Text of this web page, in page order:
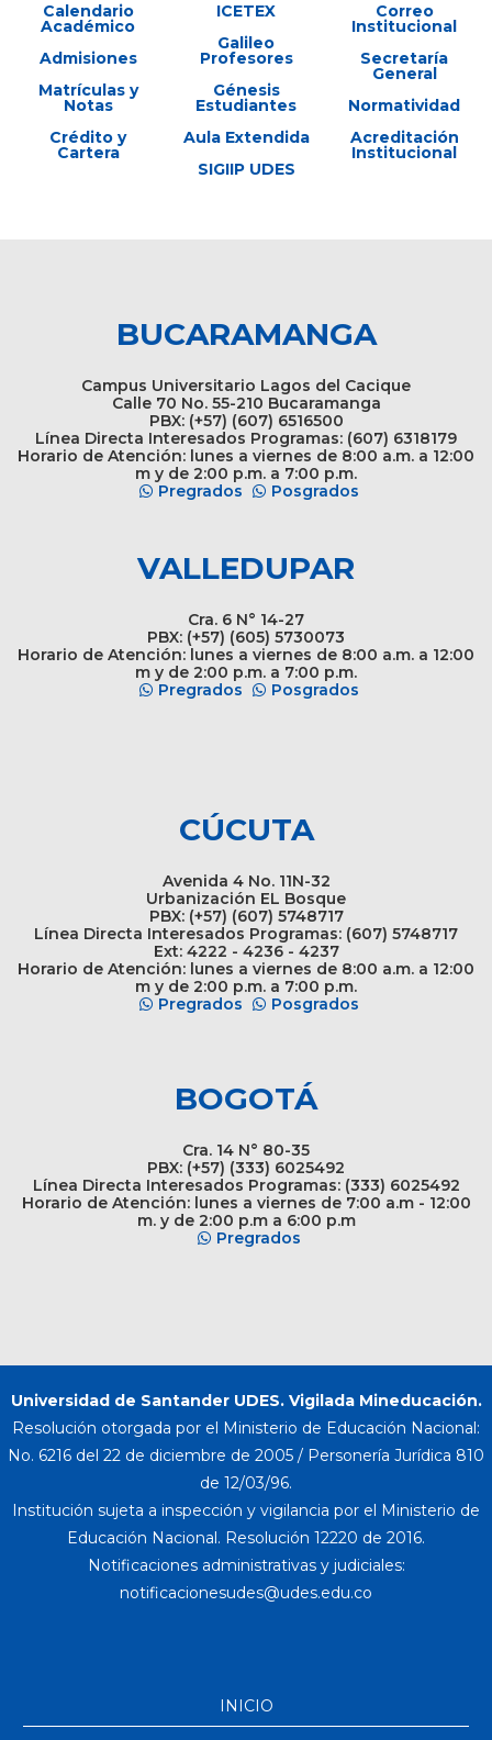
Calendario
Académico
Admisiones
Matrículas y
Notas
Crédito y
Cartera
ICETEX
Galileo
Profesores
Génesis
Estudiantes
Aula Extendida
SIGIIP UDES
Correo
Institucional
Secretaría
General
Normatividad
Acreditación
Institucional
BUCARAMANGA
Campus Universitario Lagos del Cacique
Calle 70 No. 55-210 Bucaramanga
PBX: (+57) (607) 6516500
Línea Directa Interesados Programas: (607) 6318179
Horario de Atención: lunes a viernes de 8:00 a.m. a 12:00
m y de 2:00 p.m. a 7:00 p.m.
Pregrados
Posgrados
VALLEDUPAR
Cra. 6 N° 14-27
PBX: (+57) (605) 5730073
Horario de Atención: lunes a viernes de 8:00 a.m. a 12:00
m y de 2:00 p.m. a 7:00 p.m.
Pregrados
Posgrados
CÚCUTA
Avenida 4 No. 11N-32
Urbanización EL Bosque
PBX: (+57) (607) 5748717
Línea Directa Interesados Programas: (607) 5748717
Ext: 4222 - 4236 - 4237
Horario de Atención: lunes a viernes de 8:00 a.m. a 12:00
m y de 2:00 p.m. a 7:00 p.m.
Pregrados
Posgrados
BOGOTÁ
Cra. 14 N° 80-35
PBX: (+57) (333) 6025492
Línea Directa Interesados Programas: (333) 6025492
Horario de Atención: lunes a viernes de 7:00 a.m - 12:00
m. y de 2:00 p.m a 6:00 p.m
Pregrados
Universidad de Santander UDES. Vigilada Mineducación.
Resolución otorgada por el Ministerio de Educación Nacional:
No. 6216 del 22 de diciembre de 2005 / Personería Jurídica 810
de 12/03/96.
Institución sujeta a inspección y vigilancia por el Ministerio de
Educación Nacional. Resolución 12220 de 2016.
Notificaciones administrativas y judiciales:
INICIO